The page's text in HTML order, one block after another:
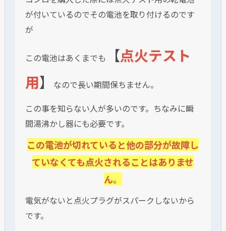
が付いているのでその電池を取り付けるのです
が
この電池はあくまでも 【点火テスト
用】
なので長い期間保ちません。
この事を知らない人が多いのです。ちなみに瞬
間湯沸かし器にも必要です。
この電池が切れていると他の部分が故障し
ていなくても点火されることはありませ
ん。
電気がないと点火プラグがスパークしないから
です。